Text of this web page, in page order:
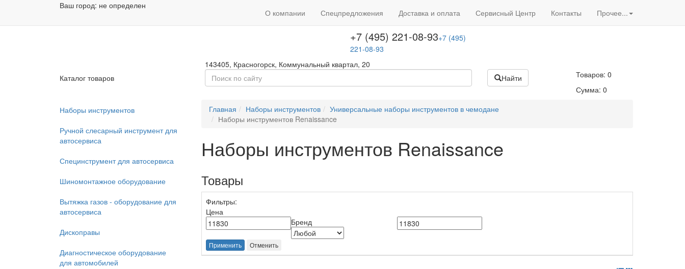
Ваш город: не определен
О компании Спецпредложения Доставка и оплата Сервисный Центр Контакты Прочее...
Пн - Пт с 09:00 до 18:00
+7 (495) 646-08-66
646-08-66
+7 (495) 221-08-93+7 (495)
221-08-93
143405, Красногорск, Коммунальный квартал, 20
Акции нашего магазина
Каталог товаров Найти Товаров:0
Сумма:0
Наборы инструментов
Ручной слесарный инструмент для
автосервиса
Специнструмент для автосервиса
Шиномонтажное оборудование
Вытяжка газов - оборудование для
автосервиса
Дископравы
Диагностическое оборудование
для автомобилей
Главная Наборы инструментов
Универсальные наборы инструментов в чемодане
Наборы инструментов Renaissance
Наборы инструментов Renaissance
Товары
Фильтры:
Цена
Бренд
Применить Отменить